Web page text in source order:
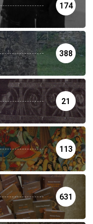
174
388
21
113
631